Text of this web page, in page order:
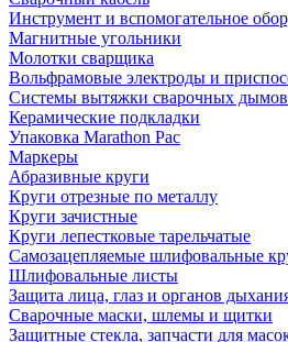
Инструмент и вспомогательное
Магнитные угольники
Молотки сварщика
Вольфрамовые электроды и
Системы вытяжки сварочных дымов
Керамические подкладки
Упаковка Marathon Pac
Маркеры
Абразивные круги
Круги отрезные по металлу
Круги зачистные
Круги лепестковые тарельчатые
Самозацепляемые шлифовальные
Шлифовальные листы
Защита лица, глаз и органов
Сварочные маски, шлемы и щитки
Защитные стекла, запчасти для